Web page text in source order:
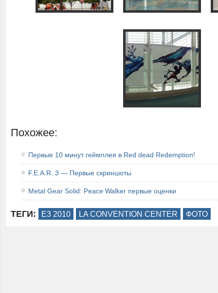
Похожее:
Первые 10 минут геймплея в Red dead Redemption!
F.E.A.R. 3 — Первые скриншоты
Metal Gear Solid: Peace Walker первые оценки
ТЕГИ: E3 2010 LA CONVENTION CENTER ФОТО